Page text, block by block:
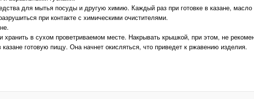
для мытья посуды и другую химию. Каждый раз при готовке в казане,
при контакте с химическими очистителями.
хранить в сухом проветриваемом месте. Накрывать крышкой, при этом, не
готовую пищу. Она начнет окисляться, что приведет к ржавению изделия.